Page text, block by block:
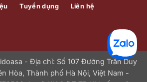
Tuyển dụng Liên hệ
- Địa chỉ: Số 107 Đường Trần Duy
Hòa, Thành phố Hà Nội, Việt Nam -